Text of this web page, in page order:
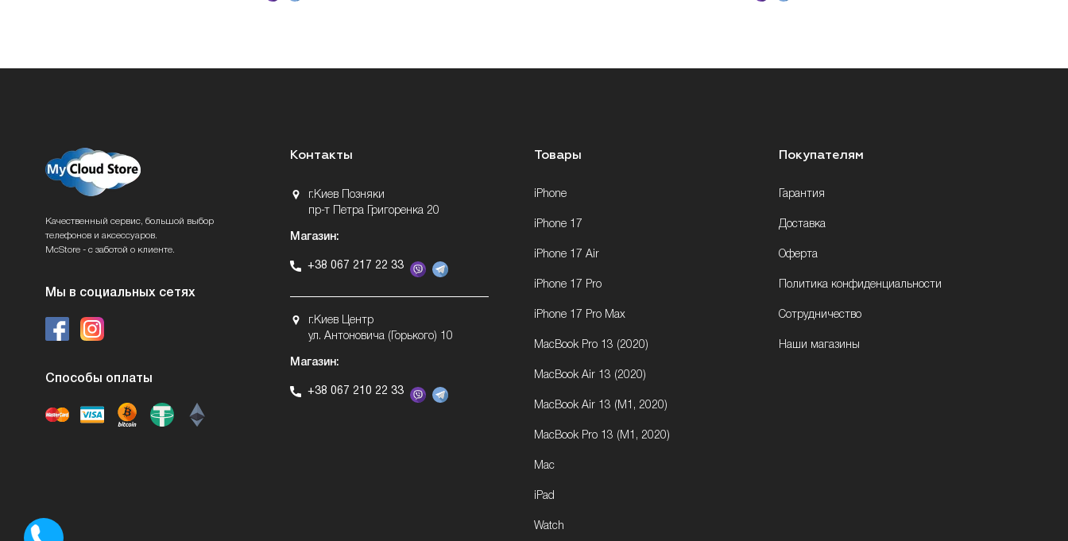
Качественный сервис, большой выбор
телефонов и аксессуаров.
McStore - с заботой о клиенте.
Мы в социальных сетях
Способы оплаты
Контакты
г.Киев Позняки
пр-т Петра Григоренка 20
Магазин:
+38 067 217 22 33
г.Киев Центр
ул. Антоновича (Горького) 10
Магазин:
+38 067 210 22 33
Товары
iPhone
iPhone 17
iPhone 17 Air
iPhone 17 Pro
iPhone 17 Pro Max
MacBook Pro 13 (2020)
MacBook Air 13 (2020)
MacBook Air 13 (M1, 2020)
MacBook Pro 13 (M1, 2020)
Mac
iPad
Watch
Покупателям
Гарантия
Доставка
Оферта
Политика конфиденциальности
Сотрудничество
Наши магазины